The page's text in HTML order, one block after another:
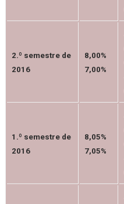
2.º semestre de
2016
8,00%
7,00%
1.º semestre de
2016
8,05%
7,05%